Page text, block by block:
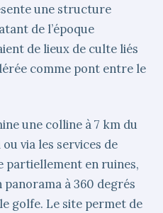
une structure
de l’époque
de lieux de culte liés
comme pont entre le
une colline à 7 km du
via les services de
partiellement en ruines,
à 360 degrés
golfe. Le site permet de